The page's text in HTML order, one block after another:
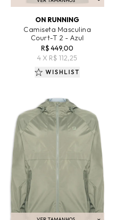
ADICIONAR AO CARRINHO
ON RUNNING
Camiseta Masculina
Court-T 2 - Azul
R$ 449,00
4 X R$ 112,25
WISHLIST